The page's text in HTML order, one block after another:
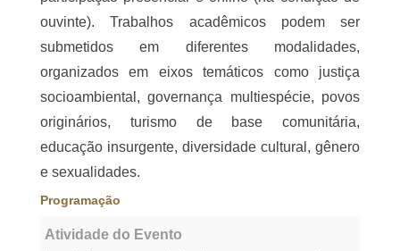
básica.
Professores e estudantes de cursos
Interessados nas temáticas do evento.
Programação e Modalidades
A programação reúne:
Mesas-redondas e rodas de conversas
Sessões de pôsteres e Grupos de Trabalho